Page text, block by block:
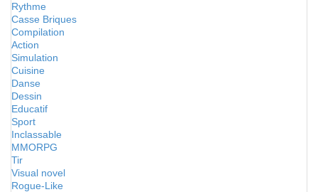
Rythme
Casse Briques
Compilation
Action
Simulation
Cuisine
Danse
Dessin
Educatif
Sport
Inclassable
MMORPG
Tir
Visual novel
Rogue-Like